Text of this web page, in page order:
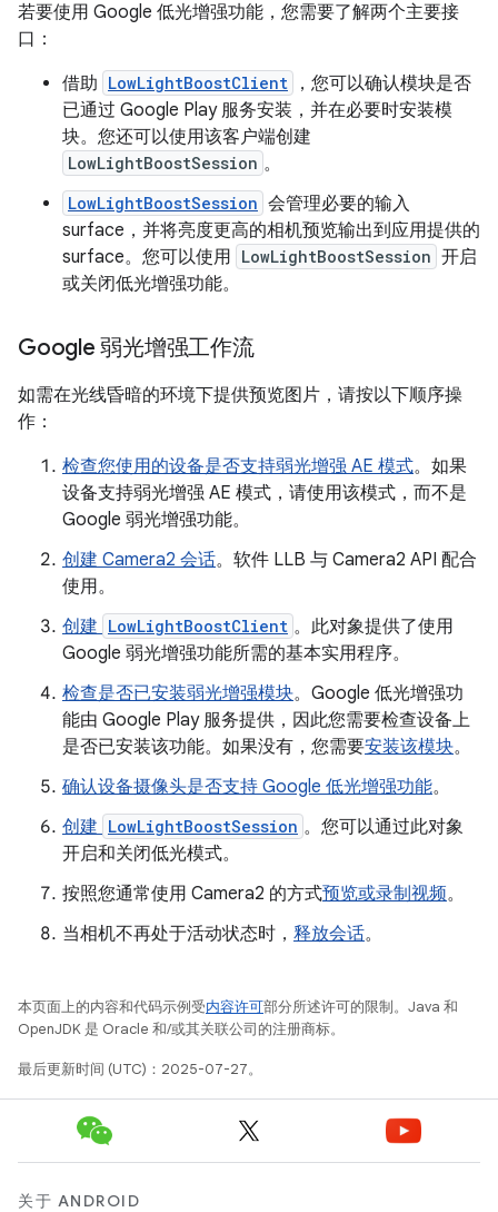
若要使用 Google 低光增强功能，您需要了解两个主要接
口：
借助 LowLightBoostClient
，您可以确认模块是否
已通过 Google Play 服务安装，并在必要时安装模
块。您还可以使用该客户端创建
LowLightBoostSession 。
LowLightBoostSession 会管理必要的输入
surface，并将亮度更高的相机预览输出到应用提供的
surface。您可以使用 LowLightBoostSession 开启
或关闭低光增强功能。
Google 弱光增强工作流
如需在光线昏暗的环境下提供预览图片，请按以下顺序操
作：
检查您使用的设备是否支持弱光增强 AE 模式。如果
设备支持弱光增强 AE 模式，请使用该模式，而不是
Google 弱光增强功能。
创建 Camera2 会话。软件 LLB 与 Camera2 API 配合
使用。
创建 LowLightBoostClient 。此对象提供了使用
Google 弱光增强功能所需的基本实用程序。
检查是否已安装弱光增强模块。Google 低光增强功
能由 Google Play 服务提供，因此您需要检查设备上
是否已安装该功能。如果没有，您需要安装该模块。
确认设备摄像头是否支持 Google 低光增强功能。
创建 LowLightBoostSession 。您可以通过此对象
开启和关闭低光模式。
按照您通常使用 Camera2 的方式预览或录制视频。
当相机不再处于活动状态时， 释放会话。
本页面上的内容和代码示例受内容许可部分所述许可的限制。Java 和
OpenJDK 是 Oracle 和/或其关联公司的注册商标。
最后更新时间 (UTC)：2025-07-27。
关于 ANDROID